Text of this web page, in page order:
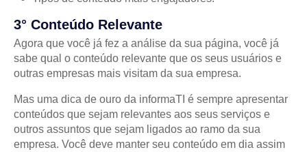
3° Conteúdo Relevante
Agora que você já fez a análise da sua página, você já
sabe qual o conteúdo relevante que os seus usuários e
outras empresas mais visitam da sua empresa.
Mas uma dica de ouro da informaTI é sempre apresentar
conteúdos que sejam relevantes aos seus serviços e
outros assuntos que sejam ligados ao ramo da sua
empresa. Você deve manter seu conteúdo em dia assim